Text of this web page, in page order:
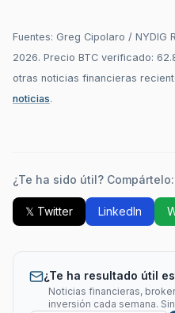
Fuentes: Greg Cipolaro / NYDIG
2026. Precio BTC verificado:
otras noticias financieras
noticias.
¿Te ha sido útil? Compártelo:
𝕏 Twitter LinkedIn
¿Te ha resultado útil
Noticias financieras,
inversión cada semana.